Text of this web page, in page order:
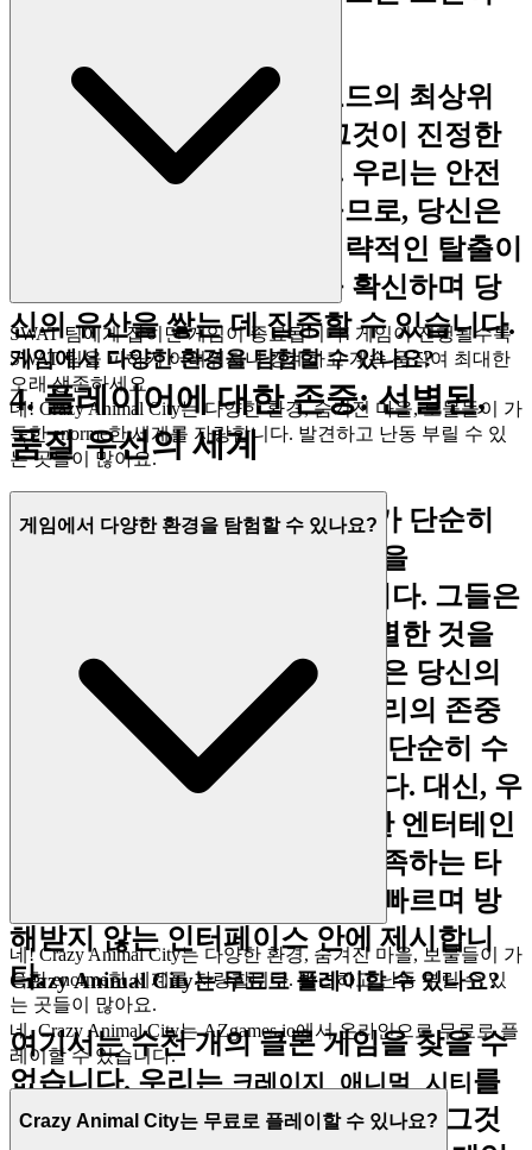
크레이지 애니멀 시티
리더보드의 최상위
자리를 향해 도전하면서, 그것이 진정한
기술의 시험대임을 아세요. 우리는 안전
하고 공정한 놀이터를 만들므로, 당신은
당신의 야성적인 난동과 전략적인 탈출이
모두 당신 자신만의 것임을 확신하며 당
신의 유산을 쌓는 데 집중할 수 있습니다.
4. 플레이어에 대한 존중: 선별된,
품질 우선의 세계
우리는 식별력 있는 플레이어가 단순히
방대한 게임의 바다 이상의 것을
deserve(받아야 한다)고 믿습니다. 그들은
예외적인 경험을 꼼꼼하게 선별한 것을
받아야 합니다. 우리의 플랫폼은 당신의
지성과 소중한 시간에 대한 우리의 존중
을 증명하는 것입니다. 우리는 단순히 수
량을 늘리는 데 관심이 없습니다. 대신, 우
리는 품질, 혁신, 그리고 순수한 엔터테인
먼트에 대한 엄격한 기준을 충족하는 타
이틀만을 선별하여, 깨끗하고 빠르며 방
해받지 않는 인터페이스 안에 제시합니
다.
여기서는 수천 개의 클론 게임을 찾을 수
없습니다. 우리는크레이지 애니멀 시티 를
특징으로 합니다. 왜냐하면 우리는 그것
SWAT 팀에게 잡히면 게임이 종료됩니다! 게임이 진행될수록
SWAT 팀을 피하기 어려워지니 경계하고 계속 움직여 최대한
오래 생존하세요.
게임에서 다양한 환경을 탐험할 수 있나요?
네! Crazy Animal City는 다양한 환경, 숨겨진 마을, 보물들이 가
득한 enorme한 세계를 자랑합니다. 발견하고 난동 부릴 수 있
는 곳들이 많아요.
게임에서 다양한 환경을 탐험할 수 있나요?
네! Crazy Animal City는 다양한 환경, 숨겨진 마을, 보물들이 가
득한 enorme한 세계를 자랑합니다. 발견하고 난동 부릴 수 있
는 곳들이 많아요.
Crazy Animal City는 무료로 플레이할 수 있나요?
네, Crazy Animal City는 AZgames.io에서 온라인으로 무료로 플
레이할 수 있습니다.
Crazy Animal City는 무료로 플레이할 수 있나요?